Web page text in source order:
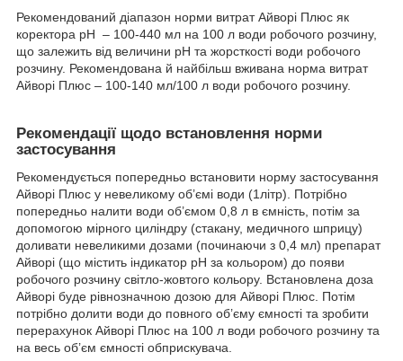
Рекомендований діапазон норми витрат Айворі Плюс як
коректора рН – 100-440 мл на 100 л води робочого розчину,
що залежить від величини рН та жорсткості води робочого
розчину. Рекомендована й найбільш вживана норма витрат
Айворі Плюс – 100-140 мл/100 л води робочого розчину.
Рекомендації щодо встановлення норми
застосування
Рекомендується попередньо встановити норму застосування
Айворі Плюс у невеликому об’ємі води (1літр). Потрібно
попередньо налити води об’ємом 0,8 л в ємність, потім за
допомогою мірного циліндру (стакану, медичного шприцу)
доливати невеликими дозами (починаючи з 0,4 мл) препарат
Айворі (що містить індикатор рН за кольором) до появи
робочого розчину світло-жовтого кольору. Встановлена доза
Айворі буде рівнозначною дозою для Айворі Плюс. Потім
потрібно долити води до повного об’єму ємності та зробити
перерахунок Айворі Плюс на 100 л води робочого розчину та
на весь об’єм ємності обприскувача.